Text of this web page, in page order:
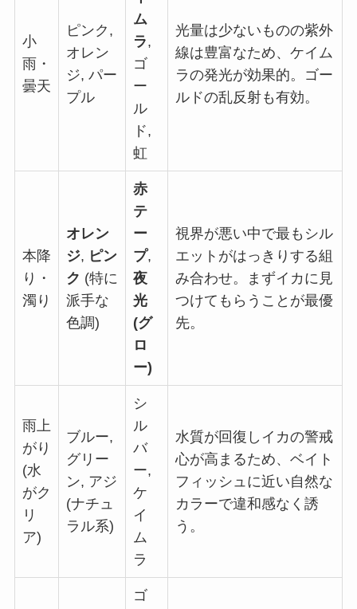
小
雨・
曇天
ピンク,
オレン
ジ, パー
プル
ム
ラ,
ゴ
ー
ル
ド,
虹
光量は少ないものの紫外
線は豊富なため、ケイム
ラの発光が効果的。ゴー
ルドの乱反射も有効。
本降
り・
濁り
オレン
ジ, ピン
ク (特に
派手な
色調)
赤
テ
ー
プ,
夜
光
(グ
ロ
ー)
視界が悪い中で最もシル
エットがはっきりする組
み合わせ。まずイカに見
つけてもらうことが最優
先。
雨上
がり
(水
がク
リ
ア)
ブルー,
グリー
ン, アジ
(ナチュ
ラル系)
シ
ル
バ
ー,
ケ
イ
ム
ラ
水質が回復しイカの警戒
心が高まるため、ベイト
フィッシュに近い自然な
カラーで違和感なく誘
う。
ゴ